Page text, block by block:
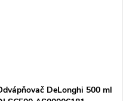
DeLonghi 500 ml